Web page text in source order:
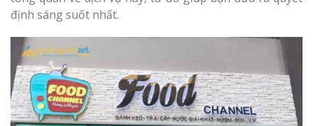
định sáng suốt nhất.
Làm bảng hiệu gỗ tại
Nghệ An
Thi công
cáo Vinh